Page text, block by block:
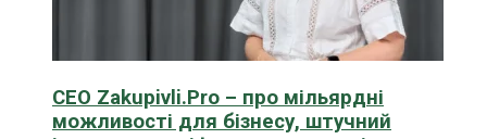
CEO Zakupivli.Pro – про мільярдні
можливості для бізнесу, штучний